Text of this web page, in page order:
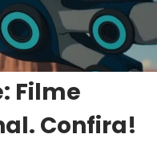
Filme
Confira!